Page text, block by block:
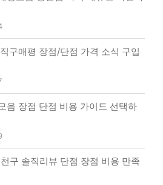
구매평 장점/단점 가격 소식 구입
음 장점 단점 비용 가이드 선택하
구 솔직리뷰 단점 장점 비용 만족